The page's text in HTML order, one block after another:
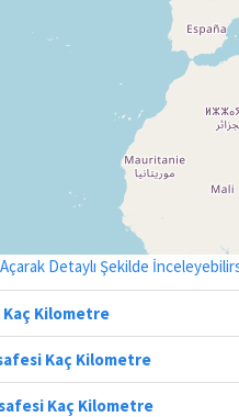
Detaylı Şekilde
Kaç Kilometre
Kaç Kilometre
Kaç Kilometre